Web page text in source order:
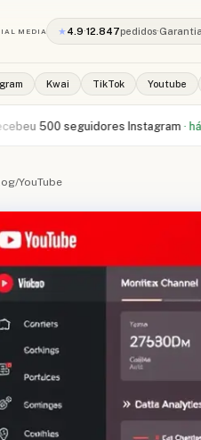
MEDIA ★4.9·12.847pedidos·
Kwai TikTok Youtube
seguidores Instagram ·há 2min
/YouTube